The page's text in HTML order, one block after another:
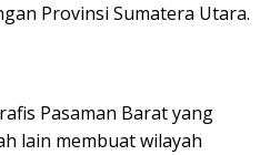
Provinsi Sumatera Utara.
Pasaman Barat yang
lain membuat wilayah